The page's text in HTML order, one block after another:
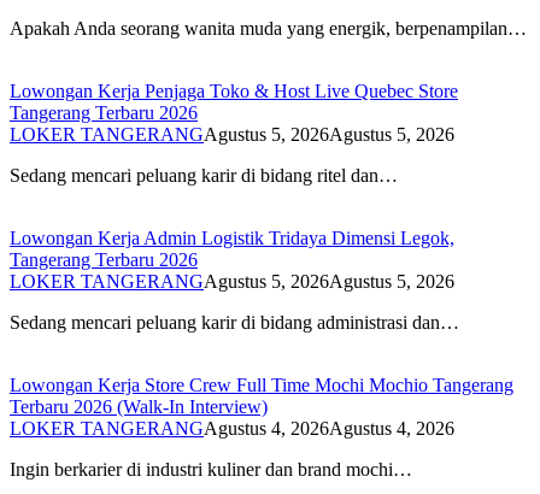
Apakah Anda seorang wanita muda yang energik, berpenampilan…
Lowongan Kerja Penjaga Toko & Host Live Quebec Store
Tangerang Terbaru 2026
LOKER TANGERANGAgustus 5, 2026Agustus 5, 2026
Sedang mencari peluang karir di bidang ritel dan…
Lowongan Kerja Admin Logistik Tridaya Dimensi Legok,
Tangerang Terbaru 2026
LOKER TANGERANGAgustus 5, 2026Agustus 5, 2026
Sedang mencari peluang karir di bidang administrasi dan…
Lowongan Kerja Store Crew Full Time Mochi Mochio Tangerang
Terbaru 2026 (Walk-In Interview)
LOKER TANGERANGAgustus 4, 2026Agustus 4, 2026
Ingin berkarier di industri kuliner dan brand mochi…